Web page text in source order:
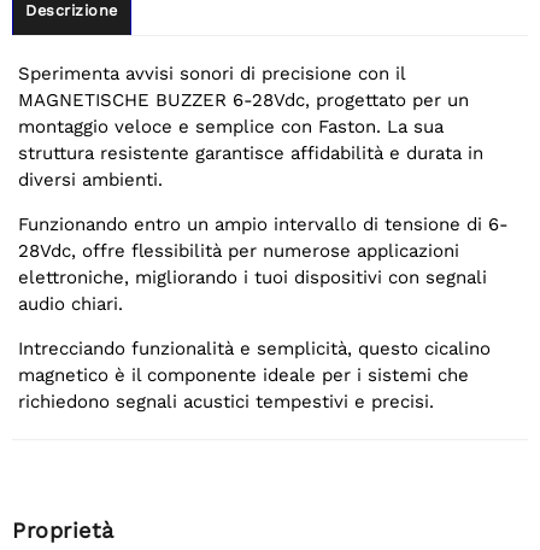
Descrizione
Sperimenta avvisi sonori di precisione con il
MAGNETISCHE BUZZER 6-28Vdc, progettato per un
montaggio veloce e semplice con Faston. La sua
struttura resistente garantisce affidabilità e durata in
diversi ambienti.
Funzionando entro un ampio intervallo di tensione di 6-
28Vdc, offre flessibilità per numerose applicazioni
elettroniche, migliorando i tuoi dispositivi con segnali
audio chiari.
Intrecciando funzionalità e semplicità, questo cicalino
magnetico è il componente ideale per i sistemi che
richiedono segnali acustici tempestivi e precisi.
Proprietà